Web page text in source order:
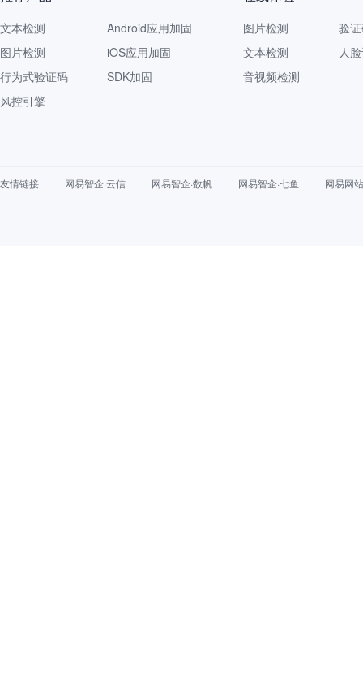
文本检测
图片检测
行为式验证码
风控引擎
Android应用加固
iOS应用加固
SDK加固
图片检测
文本检测
音视频检测
验
人
友情链接 网易智企·云信 网易智企·数帆 网易智企·七鱼 网易网